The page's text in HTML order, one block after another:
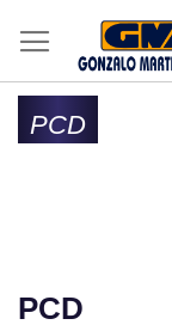
PCD
PCD